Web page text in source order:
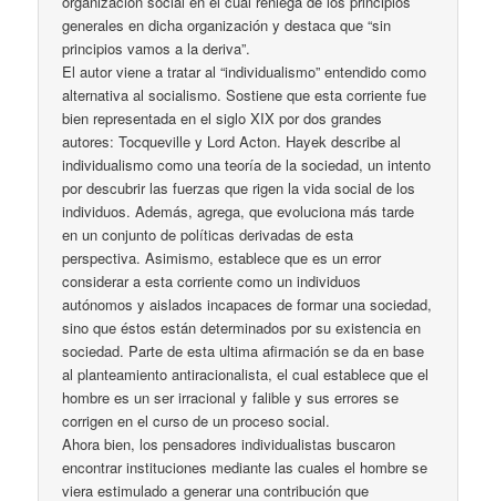
generales en dicha organización y destaca que “sin
principios vamos a la deriva”.
El autor viene a tratar al “individualismo” entendido como
alternativa al socialismo. Sostiene que esta corriente fue
bien representada en el siglo XIX por dos grandes
autores: Tocqueville y Lord Acton. Hayek describe al
individualismo como una teoría de la sociedad, un intento
por descubrir las fuerzas que rigen la vida social de los
individuos. Además, agrega, que evoluciona más tarde
en un conjunto de políticas derivadas de esta
perspectiva. Asimismo, establece que es un error
considerar a esta corriente como un individuos
autónomos y aislados incapaces de formar una sociedad,
sino que éstos están determinados por su existencia en
sociedad. Parte de esta ultima afirmación se da en base
al planteamiento antiracionalista, el cual establece que el
hombre es un ser irracional y falible y sus errores se
corrigen en el curso de un proceso social.
Ahora bien, los pensadores individualistas buscaron
encontrar instituciones mediante las cuales el hombre se
viera estimulado a generar una contribución que